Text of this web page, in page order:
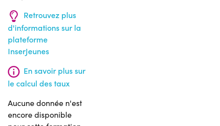
Retrouvez plus
d'informations sur la
plateforme
InserJeunes
En savoir plus sur
le calcul des taux
Aucune donnée n'est
encore disponible